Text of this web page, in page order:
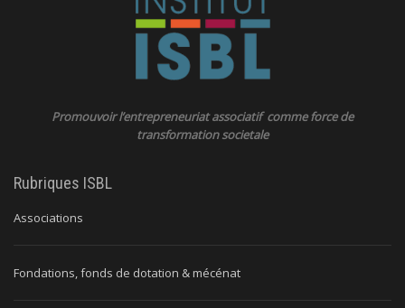
Promouvoir l’entrepreneuriat associatif comme force de
transformation societale
Rubriques ISBL
Associations
Fondations, fonds de dotation & mécénat